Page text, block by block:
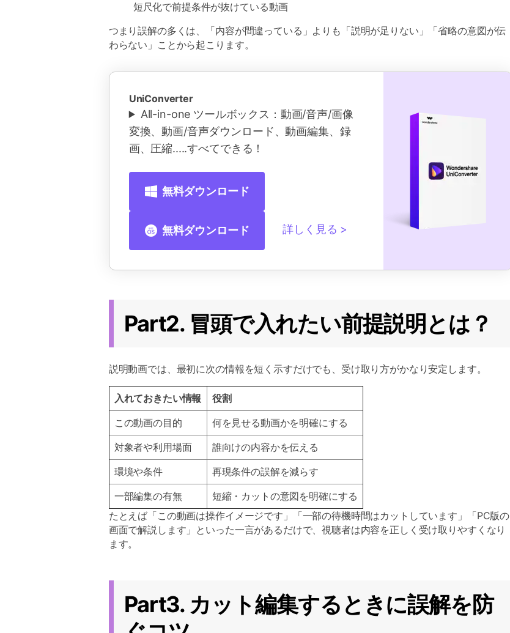
短尺化で前提条件が抜けている動画
つまり誤解の多くは、「内容が間違っている」よりも「説明が足りない」「省略の意図が伝
わらない」ことから起こります。
UniConverter
All-in-one ツールボックス：動画/音声/画像
変換、動画/音声ダウンロード、動画編集、録
画、圧縮.....すべてできる！
無料ダウンロード
無料ダウンロード 詳しく見る
Part2. 冒頭で入れたい前提説明とは？
説明動画では、最初に次の情報を短く示すだけでも、受け取り方がかなり安定します。
入れておきたい情報
役割
この動画の目的
何を見せる動画かを明確にする
対象者や利用場面
誰向けの内容かを伝える
環境や条件
再現条件の誤解を減らす
一部編集の有無
短縮・カットの意図を明確にする
たとえば「この動画は操作イメージです」「一部の待機時間はカットしています」「PC版の
画面で解説します」といった一言があるだけで、視聴者は内容を正しく受け取りやすくなり
ます。
Part3. カット編集するときに誤解を防